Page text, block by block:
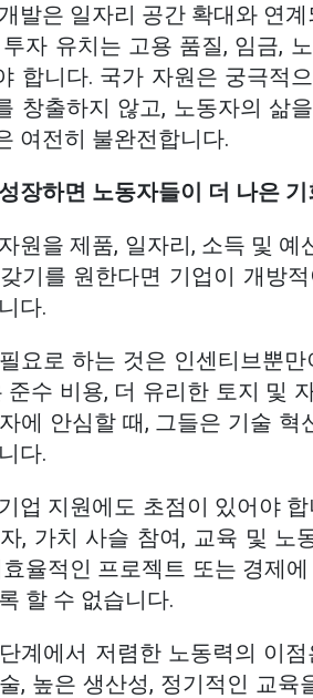
발은 일자리 공간 확대와 연
자 유치는 고용 품질, 임금,
합니다. 국가 자원은 궁극적
창출하지 않고, 노동자의 삶
여전히 불완전합니다.
장하면 노동자들이 더 나은
원을 제품, 일자리, 소득 및
기를 원한다면 기업이 개방
다.
요로 하는 것은 인센티브뿐
준수 비용, 더 유리한 토지 및
에 안심할 때, 그들은 기술
다.
업 지원에도 초점이 있어야
, 가치 사슬 참여, 교육 및 노
율적인 프로젝트 또는 경제
할 수 없습니다.
계에서 저렴한 노동력의 이
, 높은 생산성, 정기적인 교